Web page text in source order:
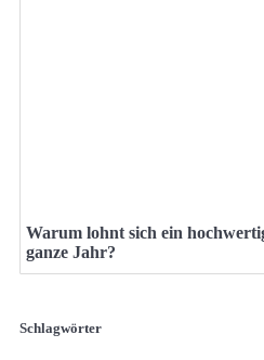
Warum lohnt sich ein
ganze Jahr?
Schlagwörter